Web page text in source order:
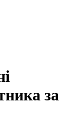
за